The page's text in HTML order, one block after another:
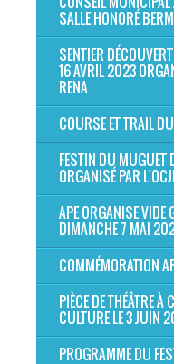
SALLE HONORÉ
SENTIER
16 AVRIL 2023
RENA
COURSE ET TRAIL
FESTIN DU
ORGANISÉ PAR
APE ORGANISE VIDE
DIMANCHE 7 MAI
COMMÉMORATION
PIÈCE DE THÉÂTRE
CULTURE LE 3 JUIN
PROGRAMME DU